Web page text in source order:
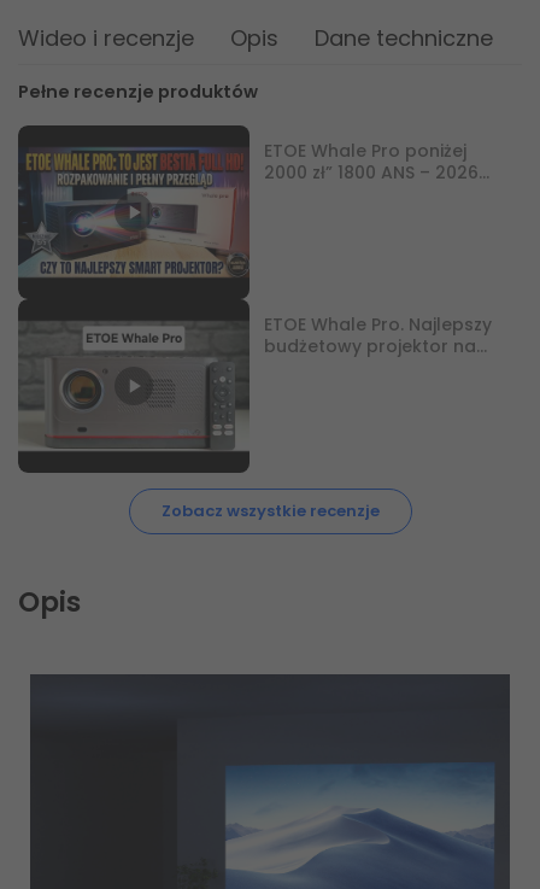
Wideo i recenzje Opis Dane techniczne
Pełne recenzje produktów
ETOE Whale Pro poniżej
2000 zł” 1800 ANS – 2026
ETOE Whale Pro. Najlepszy
budżetowy projektor na
Zobacz wszystkie recenzje
Opis